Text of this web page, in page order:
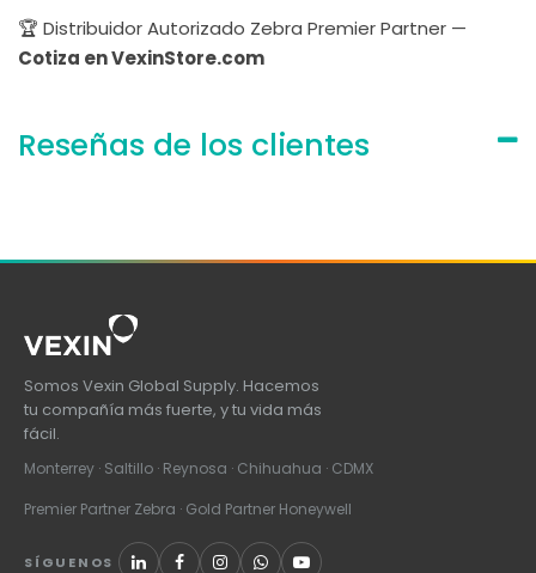
🏆 Distribuidor Autorizado Zebra Premier Partner —
Cotiza en VexinStore.com
Reseñas de los clientes
Somos Vexin Global Supply. Hacemos
tu compañía más fuerte, y tu vida más
fácil.
Monterrey · Saltillo · Reynosa · Chihuahua · CDMX
Premier Partner Zebra · Gold Partner Honeywell
SÍGUENOS